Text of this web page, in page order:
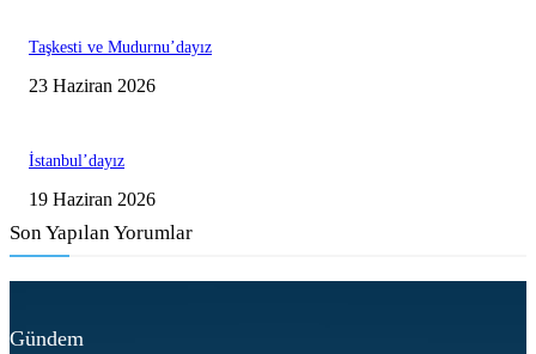
Taşkesti ve Mudurnu’dayız
23 Haziran 2026
İstanbul’dayız
19 Haziran 2026
Son Yapılan Yorumlar
Gündem